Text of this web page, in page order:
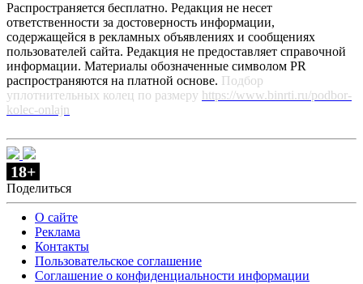
Распространяется бесплатно. Редакция не несет
ответственности за достоверность информации,
содержащейся в рекламных объявлениях и сообщениях
пользователей сайта. Редакция не предоставляет справочной
информации. Материалы обозначенные символом PR
распространяются на платной основе. Подбор
уплотнительных колец по размеру https://www.binrti.ru/podbor-
kolec-onlajn
18+
Поделиться
О сайте
Реклама
Контакты
Пользовательское соглашение
Соглашение о конфиденциальности информации